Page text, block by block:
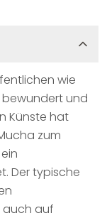
wie
und
Künste hat
zum
Der typische
auch auf